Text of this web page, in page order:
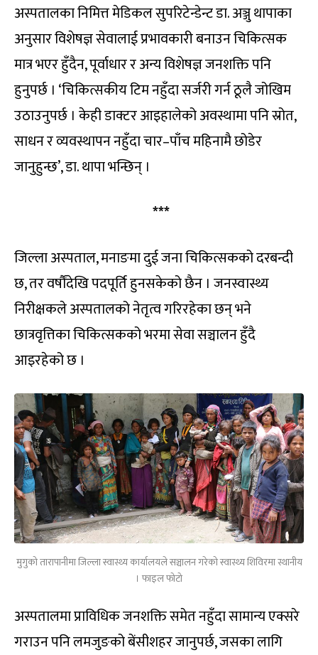
अस्पतालका निमित्त मेडिकल सुपरिटेन्डेन्ट डा. अञ्जु थापाका
अनुसार विशेषज्ञ सेवालाई प्रभावकारी बनाउन चिकित्सक
मात्र भएर हुँदैन, पूर्वाधार र अन्य विशेषज्ञ जनशक्ति पनि
हुनुपर्छ । ‘चिकित्सकीय टिम नहुँदा सर्जरी गर्न ठूलै जोखिम
उठाउनुपर्छ । केही डाक्टर आइहालेको अवस्थामा पनि स्रोत,
साधन र व्यवस्थापन नहुँदा चार–पाँच महिनामै छोडेर
जानुहुन्छ’, डा. थापा भन्छिन् ।
***
जिल्ला अस्पताल, मनाङमा दुई जना चिकित्सकको दरबन्दी
छ, तर वर्षौंदेखि पदपूर्ति हुनसकेको छैन । जनस्वास्थ्य
निरीक्षकले अस्पतालको नेतृत्व गरिरहेका छन् भने
छात्रवृत्तिका चिकित्सकको भरमा सेवा सञ्चालन हुँदै
आइरहेको छ ।
मुगुको तारापानीमा जिल्ला स्वास्थ्य कार्यालयले सञ्चालन गरेको स्वास्थ्य शिविरमा स्थानीय
। फाइल फोटो
अस्पतालमा प्राविधिक जनशक्ति समेत नहुँदा सामान्य एक्सरे
गराउन पनि लमजुङको बेंसीशहर जानुपर्छ, जसका लागि